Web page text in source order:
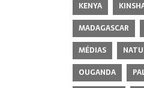
KENYA
MADAGASCAR
MÉDIAS
OUGANDA